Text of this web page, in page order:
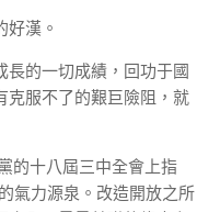
好漢。
長的一切成績，回功于國
克服不了的艱巨險阻，就
的十八屆三中全會上指
氣力源泉。改造開放之所